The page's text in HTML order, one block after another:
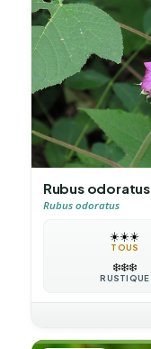
Rubus odoratus
Rubus odoratus
☀️☀️☀️
TOUS
❄️❄️❄️
RUSTIQUE